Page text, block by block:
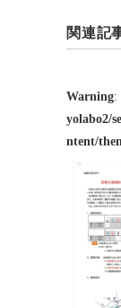
関連記
Warning:
yolabo2/
ntent/